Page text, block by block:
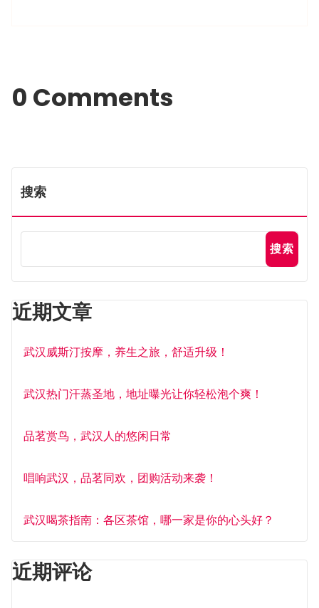
0 Comments
搜索
搜索
近期文章
武汉威斯汀按摩，养生之旅，舒适升级！
武汉热门汗蒸圣地，地址曝光让你轻松泡个爽！
品茗赏鸟，武汉人的悠闲日常
唱响武汉，品茗同欢，团购活动来袭！
武汉喝茶指南：各区茶馆，哪一家是你的心头好？
近期评论